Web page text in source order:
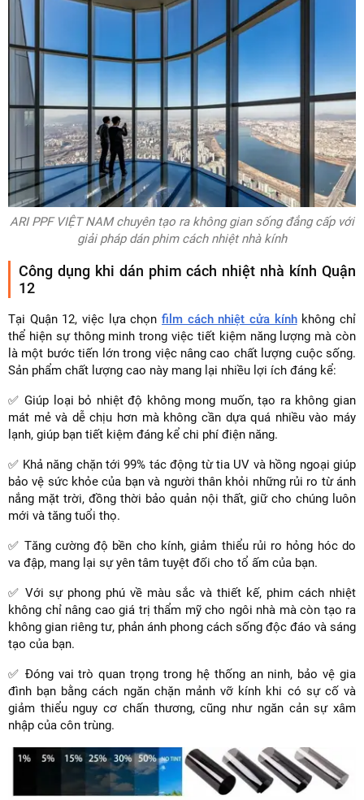
ARI PPF VIỆT NAM chuyên tạo ra không gian sống đẳng cấp với
giải pháp dán phim cách nhiệt nhà kính
Công dụng khi dán phim cách nhiệt nhà kính Quận
12
Tại Quận 12, việc lựa chọn film cách nhiệt cửa kínhkhông chỉ
thể hiện sự thông minh trong việc tiết kiệm năng lượng mà còn
là một bước tiến lớn trong việc nâng cao chất lượng cuộc sống.
Sản phẩm chất lượng cao này mang lại nhiều lợi ích đáng kể:
✅ Giúp loại bỏ nhiệt độ không mong muốn, tạo ra không gian
mát mẻ và dễ chịu hơn mà không cần dựa quá nhiều vào máy
lạnh, giúp bạn tiết kiệm đáng kể chi phí điện năng.
✅ Khả năng chặn tới 99% tác động từ tia UV và hồng ngoại giúp
bảo vệ sức khỏe của bạn và người thân khỏi những rủi ro từ ánh
nắng mặt trời, đồng thời bảo quản nội thất, giữ cho chúng luôn
mới và tăng tuổi thọ.
✅ Tăng cường độ bền cho kính, giảm thiểu rủi ro hỏng hóc do
va đập, mang lại sự yên tâm tuyệt đối cho tổ ấm của bạn.
✅ Với sự phong phú về màu sắc và thiết kế, phim cách nhiệt
không chỉ nâng cao giá trị thẩm mỹ cho ngôi nhà mà còn tạo ra
không gian riêng tư, phản ánh phong cách sống độc đáo và sáng
tạo của bạn.
✅ Đóng vai trò quan trọng trong hệ thống an ninh, bảo vệ gia
đình bạn bằng cách ngăn chặn mảnh vỡ kính khi có sự cố và
giảm thiểu nguy cơ chấn thương, cũng như ngăn cản sự xâm
nhập của côn trùng.